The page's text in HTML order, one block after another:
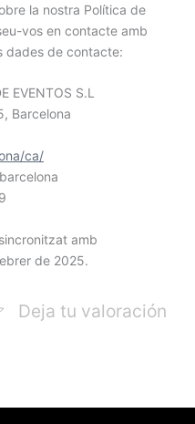
la nostra Política de
vos en contacte amb
dades de contacte:
EVENTOS S.L
Barcelona
ca/
amb
de 2025.
Deja tu valoración